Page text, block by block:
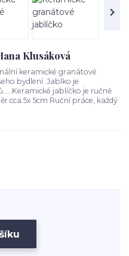
Klusáková
keramické granátové
bydlení. Jablko je
jablíčko je ručně
cca 5x 5cm Ruční práce, každý